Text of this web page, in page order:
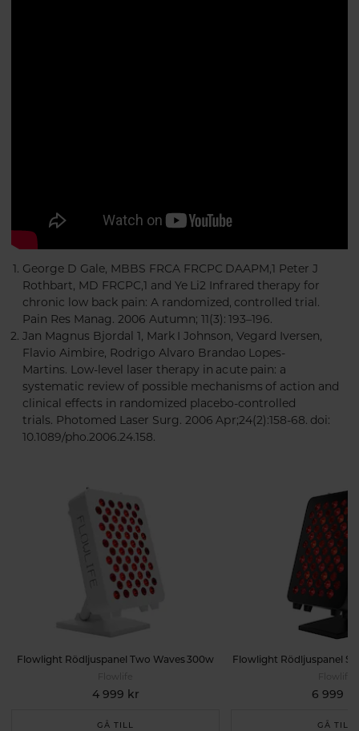
George D Gale, MBBS FRCA FRCPC DAAPM,1 Peter J
Rothbart, MD FRCPC,1 and Ye Li2 Infrared therapy for
chronic low back pain: A randomized, controlled trial.
Pain Res Manag. 2006 Autumn; 11(3): 193–196.
Jan Magnus Bjordal 1, Mark I Johnson, Vegard Iversen,
Flavio Aimbire, Rodrigo Alvaro Brandao Lopes-
Martins. Low-level laser therapy in acute pain: a
systematic review of possible mechanisms of action and
clinical effects in randomized placebo-controlled
trials. Photomed Laser Surg. 2006 Apr;24(2):158-68. doi:
10.1089/pho.2006.24.158.
Flowlight Rödljuspanel Two Waves 300w
4 999 kr
GÅ TILL
Flowlight Rödljuspanel
6 999 kr
GÅ TILL